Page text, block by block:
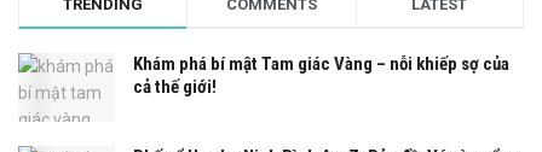
TRENDING COMMENTS LATEST
Khám phá bí mật Tam giác Vàng – nỗi khiếp sợ của
cả thế giới!